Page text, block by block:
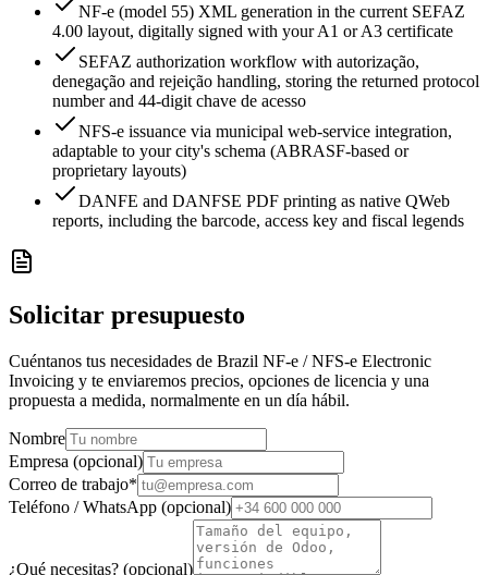
NF-e (model 55) XML generation in the current SEFAZ
4.00 layout, digitally signed with your A1 or A3 certificate
SEFAZ authorization workflow with autorização,
denegação and rejeição handling, storing the returned protocol
number and 44-digit chave de acesso
NFS-e issuance via municipal web-service integration,
adaptable to your city's schema (ABRASF-based or
proprietary layouts)
DANFE and DANFSE PDF printing as native QWeb
reports, including the barcode, access key and fiscal legends
Solicitar presupuesto
Cuéntanos tus necesidades de Brazil NF-e / NFS-e Electronic
Invoicing y te enviaremos precios, opciones de licencia y una
propuesta a medida, normalmente en un día hábil.
Nombre
Empresa (opcional)
Correo de trabajo*
Teléfono / WhatsApp (opcional)
¿Qué necesitas? (opcional)